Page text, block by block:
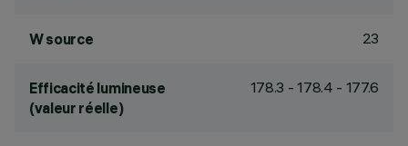
W source 23
Efficacité lumineuse
(valeur réelle)
178.3 - 178.4 - 177.6